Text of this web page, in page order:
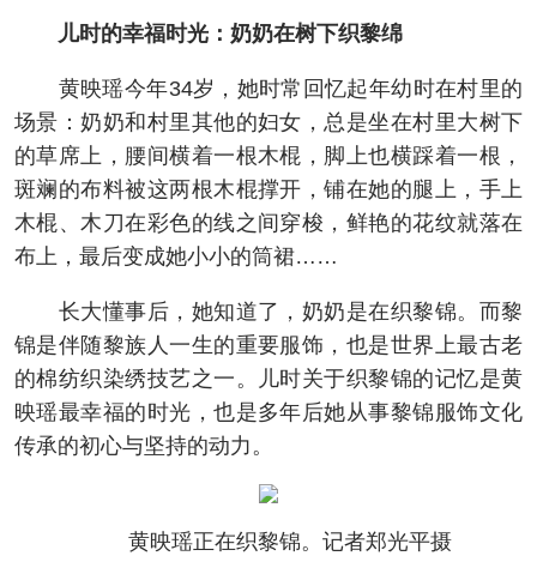
儿时的幸福时光：奶奶在树下织黎绵
黄映瑶今年34岁，她时常回忆起年幼时在村里的
场景：奶奶和村里其他的妇女，总是坐在村里大树下
的草席上，腰间横着一根木棍，脚上也横踩着一根，
斑斓的布料被这两根木棍撑开，铺在她的腿上，手上
木棍、木刀在彩色的线之间穿梭，鲜艳的花纹就落在
布上，最后变成她小小的筒裙……
长大懂事后，她知道了，奶奶是在织黎锦。而黎
锦是伴随黎族人一生的重要服饰，也是世界上最古老
的棉纺织染绣技艺之一。儿时关于织黎锦的记忆是黄
映瑶最幸福的时光，也是多年后她从事黎锦服饰文化
传承的初心与坚持的动力。
黄映瑶正在织黎锦。记者郑光平摄